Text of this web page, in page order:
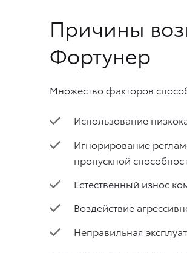
Причины
Фортунер
Множество факторов
Использование
Игнорирование
пропускной
Естественный износ
Воздействие
Неправильная